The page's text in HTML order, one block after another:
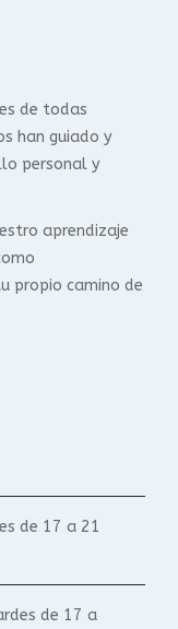
de todas
han guiado y
personal y
aprendizaje
propio camino de
de 17 a 21
de 17 a